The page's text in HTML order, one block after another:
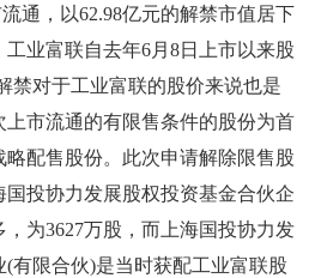
通，以62.98亿元的解禁市值居下
业富联自去年6月8日上市以来股
禁对于工业富联的股价来说也是
市流通的有限售条件的股份为首
配售股份。此次申请解除限售股
投协力发展股权投资基金合伙企
为3627万股，而上海国投协力发
有限合伙)是当时获配工业富联股